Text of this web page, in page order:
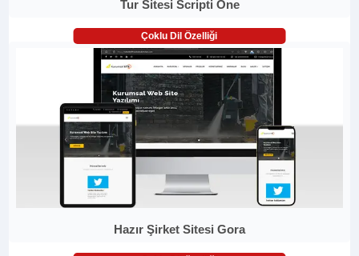
Tur Sitesi Scripti One
Çoklu Dil Özelliği
Hazır Şirket Sitesi Gora